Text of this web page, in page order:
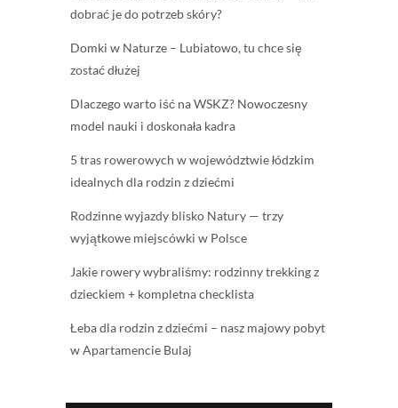
dobrać je do potrzeb skóry?
Domki w Naturze – Lubiatowo, tu chce się
zostać dłużej
Dlaczego warto iść na WSKZ? Nowoczesny
model nauki i doskonała kadra
5 tras rowerowych w województwie łódzkim
idealnych dla rodzin z dziećmi
Rodzinne wyjazdy blisko Natury — trzy
wyjątkowe miejscówki w Polsce
Jakie rowery wybraliśmy: rodzinny trekking z
dzieckiem + kompletna checklista
Łeba dla rodzin z dziećmi – nasz majowy pobyt
w Apartamencie Bulaj